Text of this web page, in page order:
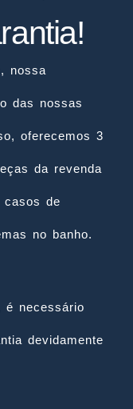
nossa
das nossas
oferecemos 3
da revenda
casos de
no banho.
é necessário
devidamente